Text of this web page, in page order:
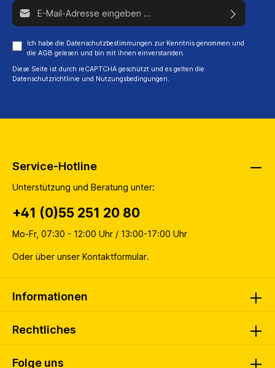
E-Mail-Adresse*
Ich habe die Datenschutzbestimmungen zur Kenntnis genommen und
die AGB gelesen und bin mit ihnen einverstanden.
Diese Seite ist durch reCAPTCHA geschützt und es gelten die
Datenschutzrichtlinie und Nutzungsbedingungen.
Folge uns
Service-Hotline
Unterstützung und Beratung unter:
+41 (0)55 251 20 80
Mo-Fr, 07:30 - 12:00 Uhr / 13:00-17:00 Uhr
Oder über unser Kontaktformular.
Informationen
Rechtliches